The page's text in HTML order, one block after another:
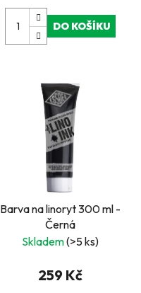
DO KOŠÍKU
Barva na linoryt 300 ml -
Černá
Skladem(>5 ks)
259 Kč